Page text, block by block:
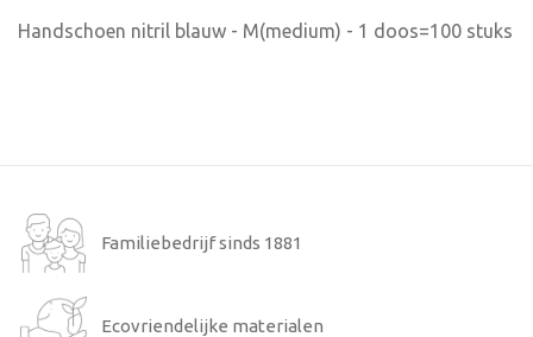
Handschoen nitril blauw - M(medium) - 1 doos=100 stuks
Familiebedrijf sinds 1881
Ecovriendelijke materialen